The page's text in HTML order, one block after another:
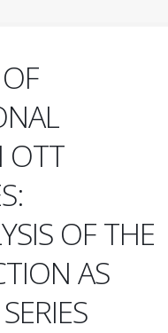
OTT
OF THE
AS